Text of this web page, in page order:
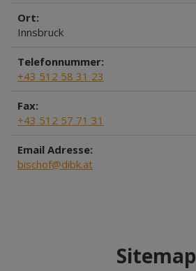
Ort:
Innsbruck
Telefonnummer:
+43 512 58 31 23
Fax:
+43 512 57 71 31
Email Adresse:
bischof@dibk.at
Sitemap